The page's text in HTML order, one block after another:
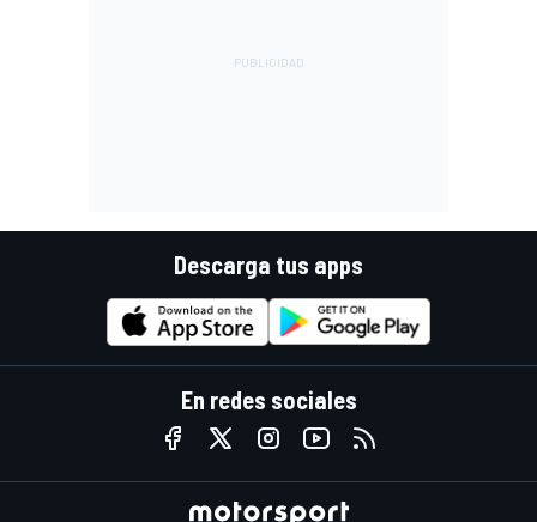
Descarga tus apps
En redes sociales